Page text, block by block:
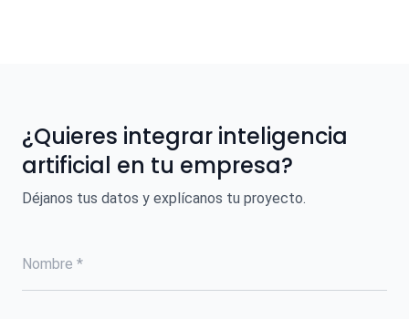
¿Quieres integrar inteligencia
artificial en tu empresa?
Déjanos tus datos y explícanos tu proyecto.